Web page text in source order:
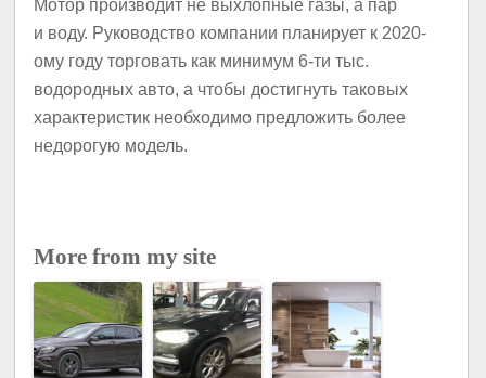
Мотор производит не выхлопные газы, а пар
и воду. Руководство компании планирует к 2020-
ому году торговать как минимум 6-ти тыс.
водородных авто, а чтобы достигнуть таковых
характеристик необходимо предложить более
недорогую модель.
More from my site